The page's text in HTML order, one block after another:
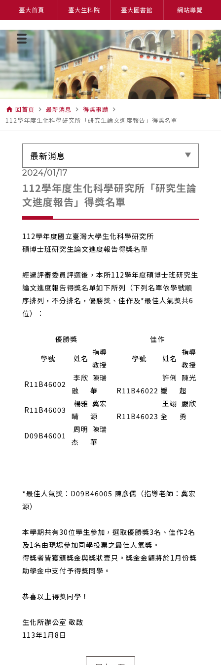
臺大首頁 臺大生科院 臺大圖書館 網站導覽
home 回首頁 navigate_next 最新消息 navigate_next 得獎事蹟 navigate_next
112學年度生化科學研究所「研究生論文進度報告」得獎名單
最新消息
2024/01/17
112學年度生化科學研究所「研究生論
文進度報告」得獎名單
112學年度國立臺灣大學生化科學研究所
碩博士班研究生論文進度報告得獎名單
經過評審委員評選後，本所112學年度碩博士班研究生
論文進度報告得獎名單如下所列（下列名單依學號順
序排列，不分排名，優勝獎、佳作及*最佳人氣獎共6
位）：
優勝獎
佳作
學號
姓名
指導
教授
學號 姓名
指導
教授
R11B46002
李欣
融
陳瑞
華
R11B46022
許俐
媛
陳光
超
R11B46003
楊雅
晴
冀宏
源
R11B46023
王翊
全
嚴欣
勇
D09B46001
周明
杰
陳瑞
華
*最佳人氣獎：D09B46005 陳彥儒（指導老師：冀宏
源）
本學期共有30位學生參加，選取優勝獎3名、佳作2名
及1名由現場參加同學投票之最佳人氣獎。
得獎者皆獲頒獎金與獎狀壹只。獎金金額將於1月份獎
助學金中支付予得獎同學。
恭喜以上得獎同學！
生化所辦公室 敬啟
113年1月8日